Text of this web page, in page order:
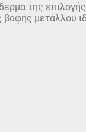
της
μετάλλου